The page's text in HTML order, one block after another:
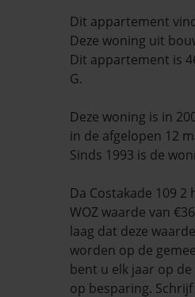
Dit appartement
Deze woning uit
Dit appartement is
G.
Deze woning is in
in de afgelopen 12
Sinds 1993 is de
Da Costakade 109
WOZ waarde van
laag dat deze
worden op de
bent u elk jaar op
op besparing. Schrijf